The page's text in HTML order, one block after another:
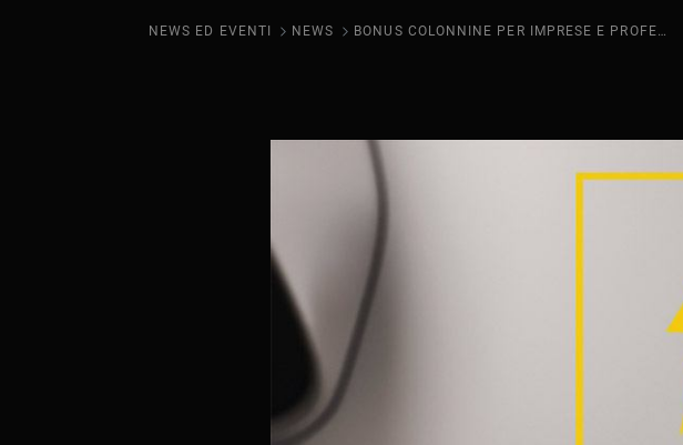
NEWS ED EVENTI NEWS BONUS COLONNINE PER IMPRESE E PROFESSIONISTI